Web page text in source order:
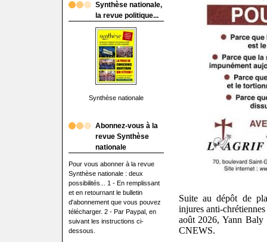
Synthèse nationale,
la revue politique...
Synthèse nationale
Abonnez-vous à la
revue Synthèse
nationale
Pour vous abonner à la revue
Synthèse nationale : deux
possibilités... 1 - En remplissant
et en retournant le bulletin
d'abonnement que vous pouvez
télécharger. 2 - Par Paypal, en
suivant les instructions ci-
dessous.
Suite au dépôt de
injures anti-
août 2026, Yann Baly
CNEWS.